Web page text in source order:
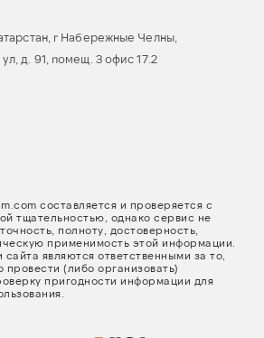
г Набережные Челны,
д. 91, помещ. 3 офис 17.2
составляется и проверяется с
тщательностью, однако сервис не
полноту, достоверность,
применимость этой информации.
являются ответственными за то,
провести (либо организовать)
пригодности информации для